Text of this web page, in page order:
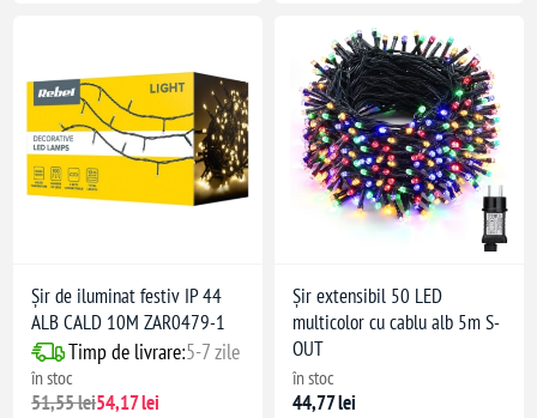
Șir de iluminat festiv IP 44
ALB CALD 10M ZAR0479-1
Timp de livrare:5-7 zile
în stoc
51,55 lei54,17 lei
Șir extensibil 50 LED
multicolor cu cablu alb 5m S-
OUT
în stoc
44,77 lei